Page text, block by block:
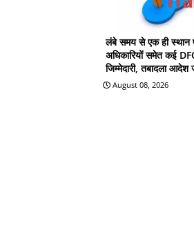
लंबे समय से एक ही स्थान
अधिकारियों समेत कई
जिम्मेदारी, तबादला आदेश
August 08, 2026